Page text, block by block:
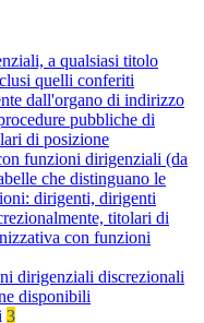
a qualsiasi titolo
quelli conferiti
dall'organo di indirizzo
pubbliche di
di posizione
funzioni dirigenziali (da
che distinguano le
dirigenti, dirigenti
titolari di
con funzioni
dirigenziali discrezionali
disponibili
3